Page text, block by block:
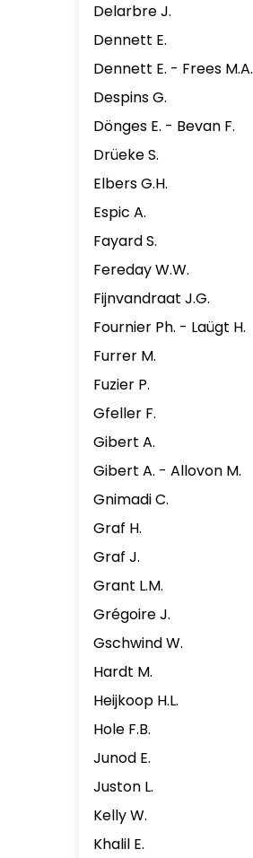
Delarbre J.
Dennett E.
Dennett E. - Frees M.A.
Despins G.
Dönges E. - Bevan F.
Drüeke S.
Elbers G.H.
Espic A.
Fayard S.
Fereday W.W.
Fijnvandraat J.G.
Fournier Ph. - Laügt H.
Furrer M.
Fuzier P.
Gfeller F.
Gibert A.
Gibert A. - Allovon M.
Gnimadi C.
Graf H.
Graf J.
Grant L.M.
Grégoire J.
Gschwind W.
Hardt M.
Heijkoop H.L.
Hole F.B.
Junod E.
Juston L.
Kelly W.
Khalil E.